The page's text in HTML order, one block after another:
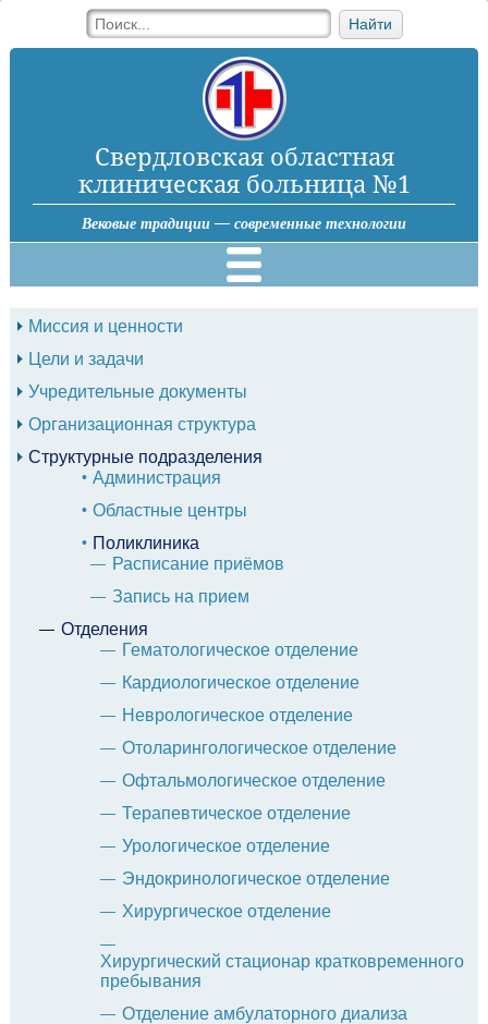
Найти
Свердловская областная
клиническая больница №1
Вековые традиции — современные технологии
Миссия и ценности
Цели и задачи
Учредительные документы
Организационная структура
Структурные подразделения
Администрация
Областные центры
Поликлиника
Расписание приёмов
Запись на прием
Отделения
Гематологическое отделение
Кардиологическое отделение
Неврологическое отделение
Отоларингологическое отделение
Офтальмологическое отделение
Терапевтическое отделение
Урологическое отделение
Эндокринологическое отделение
Хирургическое отделение
Хирургический стационар кратковременного
пребывания
Отделение амбулаторного диализа